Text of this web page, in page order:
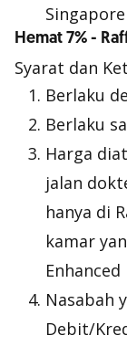
Singapore
Hemat 7% -
Syarat dan
Berlaku
Berlaku
Harga
jalan
hanya di
kamar
Nasabah
Debit/